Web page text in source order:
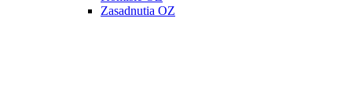
Zasadnutia OZ